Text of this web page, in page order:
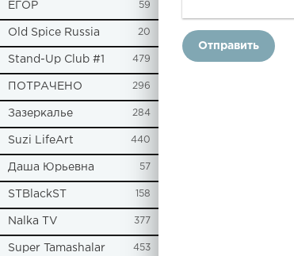
ЕГОР 59
Old Spice Russia 20
Stand-Up Club #1 479
ПОТРАЧЕНО 296
Зазеркалье 284
Suzi LifeArt 440
Даша Юрьевна 57
STBlackST 158
Nalka TV 377
Super Tamashalar 453
Отправить